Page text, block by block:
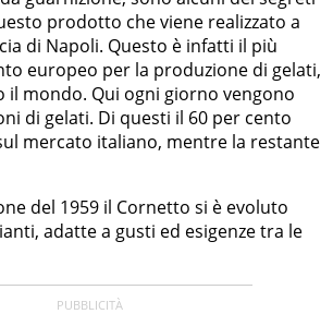
prodotto che viene realizzato a
di Napoli. Questo è infatti il più
europeo per la produzione di gelati,
il mondo. Qui ogni giorno vengono
di gelati. Di questi il 60 per cento
mercato italiano, mentre la restante
del 1959 il Cornetto si è evoluto
adatte a gusti ed esigenze tra le